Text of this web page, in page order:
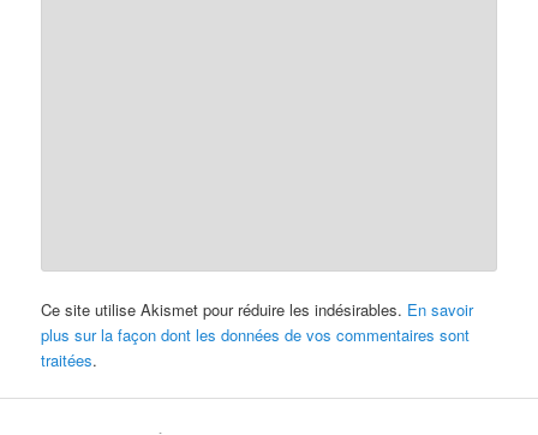
Ce site utilise Akismet pour réduire les indésirables. En savoir
plus sur la façon dont les données de vos commentaires sont
traitées.